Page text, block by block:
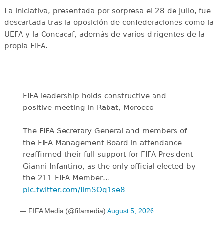
La iniciativa, presentada por sorpresa el 28 de julio, fue
descartada tras la oposición de confederaciones como la
UEFA y la Concacaf, además de varios dirigentes de la
propia FIFA.
FIFA leadership holds constructive and
positive meeting in Rabat, Morocco
The FIFA Secretary General and members of
the FIFA Management Board in attendance
reaffirmed their full support for FIFA President
Gianni Infantino, as the only official elected by
the 211 FIFA Member…
pic.twitter.com/IlmSOq1se8
— FIFA Media (@fifamedia) August 5, 2026